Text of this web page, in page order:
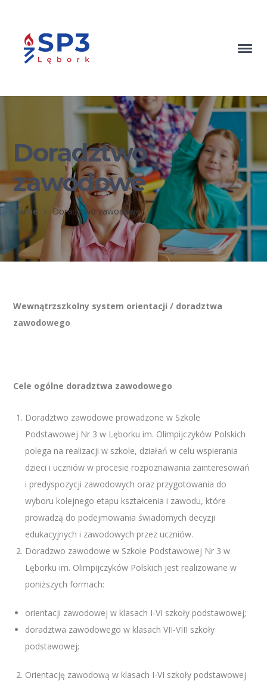
Doradztwo
zawodowe
Home Doradztwo zawodowe
Wewnątrzszkolny system orientacji / doradztwa
zawodowego
Cele ogólne doradztwa zawodowego
Doradztwo zawodowe prowadzone w Szkole
Podstawowej Nr 3 w Lęborku im. Olimpijczyków Polskich
polega na realizacji w szkole, działań w celu wspierania
dzieci i uczniów w procesie rozpoznawania zainteresowań
i predyspozycji zawodowych oraz przygotowania do
wyboru kolejnego etapu kształcenia i zawodu, które
prowadzą do podejmowania świadomych decyzji
edukacyjnych i zawodowych przez uczniów.
Doradzwo zawodowe w Szkole Podstawowej Nr 3 w
Lęborku im. Olimpijczyków Polskich jest realizowane w
poniższych formach:
orientacji zawodowej w klasach I-VI szkoły podstawowej;
doradztwa zawodowego w klasach VII-VIII szkoły
podstawowej;
Orientację zawodową w klasach I-VI szkoły podstawowej